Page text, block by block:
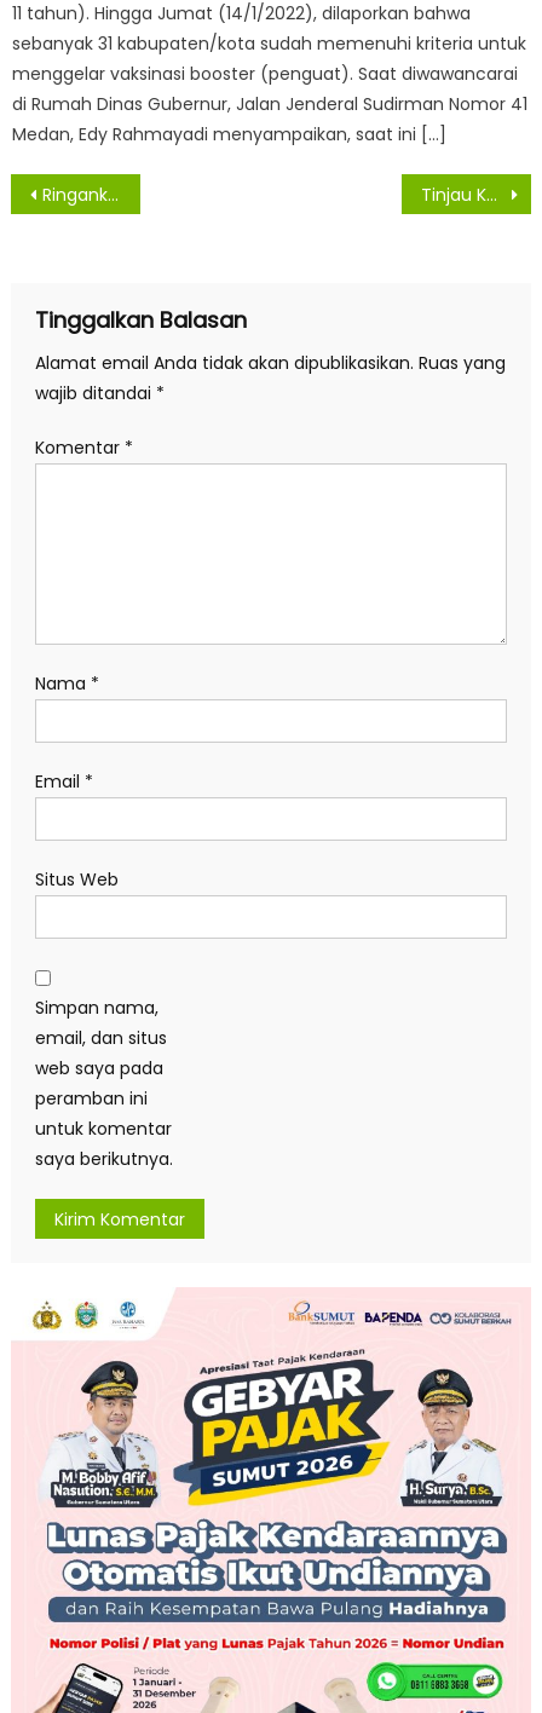
11 tahun). Hingga Jumat (14/1/2022), dilaporkan bahwa
sebanyak 31 kabupaten/kota sudah memenuhi kriteria untuk
menggelar vaksinasi booster (penguat). Saat diwawancarai
di Rumah Dinas Gubernur, Jalan Jenderal Sudirman Nomor 41
Medan, Edy Rahmayadi menyampaikan, saat ini […]
Navigasi
Ringankan Luka Pascabencana, Polda Sumut Salurkan Bantuan Mabes Polri ke Aceh Tamiang Tinjau Kantor Pertanahan Kota Cirebon, Wamen Ossy Pastikan Layanan Pertanahan Berjalan Optimal
Tinggalkan Balasan
Alamat email Anda tidak akan dipublikasikan. Ruas yang
wajib ditandai *
Komentar *
Nama *
Email *
Situs Web
Simpan nama,
email, dan situs
web saya pada
peramban ini
untuk komentar
saya berikutnya.